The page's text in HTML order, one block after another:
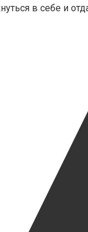
в себе и